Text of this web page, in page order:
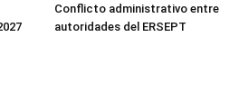
Conflicto administrativo entre
autoridades del ERSEPT